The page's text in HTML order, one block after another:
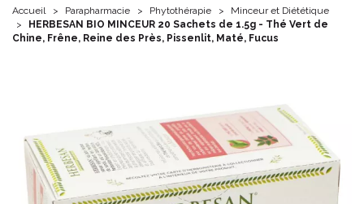
Accueil Parapharmacie Phytothérapie
Minceur et Diététique
HERBESAN BIO MINCEUR 20 Sachets de 1.5g - Thé Vert de
Chine, Frêne, Reine des Près, Pissenlit, Maté, Fucus